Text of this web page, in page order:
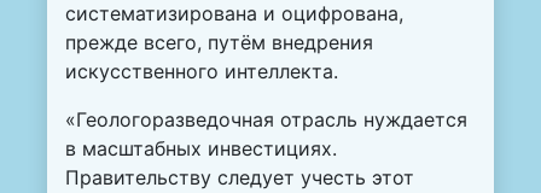
систематизирована и оцифрована,
прежде всего, путём внедрения
искусственного интеллекта.
«Геологоразведочная отрасль нуждается
в масштабных инвестициях.
Правительству следует учесть этот